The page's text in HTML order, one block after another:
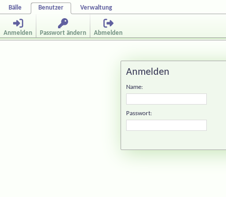
Bälle Benutzer Verwaltung
Anmelden Passwort ändern Abmelden
Anmelden
Name:
Passwort: